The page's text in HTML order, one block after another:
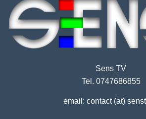
Sens TV
Tel. 0747686855
email: contact (at)